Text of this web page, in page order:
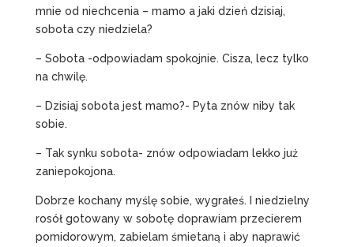
mnie od niechcenia – mamo a jaki dzień dzisiaj,
sobota czy niedziela?
– Sobota -odpowiadam spokojnie. Cisza, lecz tylko
na chwilę.
– Dzisiaj sobota jest mamo?- Pyta znów niby tak
sobie.
– Tak synku sobota- znów odpowiadam lekko już
zaniepokojona.
Dobrze kochany myślę sobie, wygrałeś. I niedzielny
rosół gotowany w sobotę doprawiam przecierem
pomidorowym, zabielam śmietaną i aby naprawić